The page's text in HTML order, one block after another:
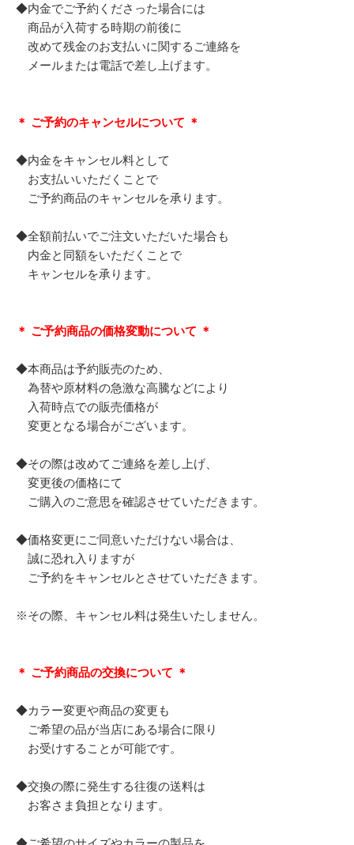
◆内金でご予約くださった場合には
商品が入荷する時期の前後に
改めて残金のお支払いに関するご連絡を
メールまたは電話で差し上げます。
＊ ご予約のキャンセルについて ＊
◆内金をキャンセル料として
お支払いいただくことで
ご予約商品のキャンセルを承ります。
◆全額前払いでご注文いただいた場合も
内金と同額をいただくことで
キャンセルを承ります。
＊ ご予約商品の価格変動について ＊
◆本商品は予約販売のため、
為替や原材料の急激な高騰などにより
入荷時点での販売価格が
変更となる場合がございます。
◆その際は改めてご連絡を差し上げ、
変更後の価格にて
ご購入のご意思を確認させていただきます。
◆価格変更にご同意いただけない場合は、
誠に恐れ入りますが
ご予約をキャンセルとさせていただきます。
※その際、キャンセル料は発生いたしません。
＊ ご予約商品の交換について ＊
◆カラー変更や商品の変更も
ご希望の品が当店にある場合に限り
お受けすることが可能です。
◆交換の際に発生する往復の送料は
お客さま負担となります。